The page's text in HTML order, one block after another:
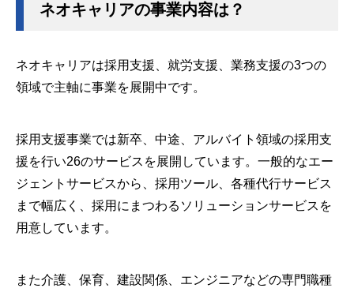
ネオキャリアの事業内容は？
ネオキャリアは採用支援、就労支援、業務支援の3つの
領域で主軸に事業を展開中です。
採用支援事業では新卒、中途、アルバイト領域の採用支
援を行い26のサービスを展開しています。一般的なエー
ジェントサービスから、採用ツール、各種代行サービス
まで幅広く、採用にまつわるソリューションサービスを
用意しています。
また介護、保育、建設関係、エンジニアなどの専門職種